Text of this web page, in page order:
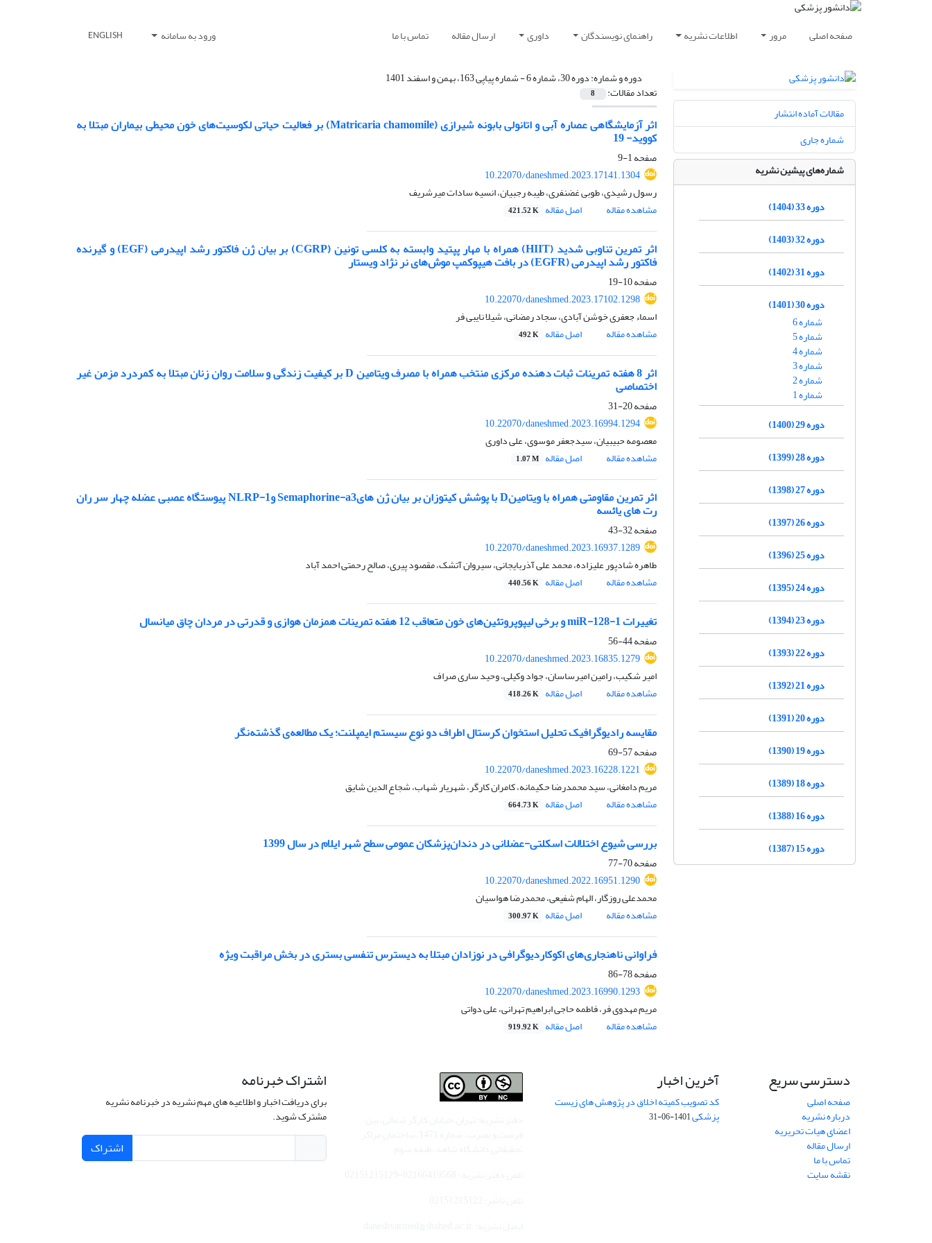
صفحه اصلی مرور اطلاعات نشریه راهنمای نویسندگان داوری ارسال مقاله تماس با ما ورود به سامانه ENGLISH
دوره و شماره:دوره 30، شماره 6 - شماره پیاپی 163، بهمن و اسفند 1401
تعداد مقالات: 8
اثر آزمایشگاهی عصاره آبی و اتانولی بابونه شیرازی (Matricaria chamomile) بر فعالیت حیاتی لکوسیت‌های خون محیطی بیماران مبتلا به
کووید- 19
صفحه1-9
10.22070/daneshmed.2023.17141.1304
رسول رشیدی، طوبی غضنفری، طیبه رجبیان، انسیه سادات میرشریف
مشاهده مقاله
اصل مقاله 421.52 K
اثر تمرین تناوبی شدید (HIIT) همراه با مهار پپتید وابسته به کلسی تونین (CGRP) بر بیان ژن فاکتور رشد اپیدرمی (EGF) و گیرنده
فاکتور رشد اپیدرمی (EGFR) در بافت هیپوکمپ موش‌های نر نژاد ویستار
صفحه10-19
10.22070/daneshmed.2023.17102.1298
اسماء جعفری خوشن آبادی، سجاد رمضانی، شیلا نایبی فر
مشاهده مقاله
اصل مقاله 492 K
اثر 8 هفته تمرینات ثبات دهنده مرکزی منتخب همراه با مصرف ویتامین D بر کیفیت زندگی و سلامت روان زنان مبتلا به کمردرد مزمن غیر
اختصاصی
صفحه20-31
10.22070/daneshmed.2023.16994.1294
معصومه حبیبیان، سیدجعفر موسوی، علی داوری
مشاهده مقاله
اصل مقاله 1.07 M
اثر تمرین مقاومتی همراه با ویتامینD با پوشش کیتوزان بر بیان ژن هایSemaphorine-a3 وNLRP-1 پیوستگاه عصبی عضله چهار سر ران
رت های یائسه
صفحه32-43
10.22070/daneshmed.2023.16937.1289
طاهره شادپور علیزاده، محمد علی آذربایجانی، سیروان آتشک، مقصود پیری، صالح رحمتی احمد آباد
مشاهده مقاله
اصل مقاله 440.56 K
تغییرات miR-128-1 و برخی لیپوپروتئین‌های خون متعاقب 12 هفته تمرینات همزمان هوازی و قدرتی در مردان چاق میانسال
صفحه44-56
10.22070/daneshmed.2023.16835.1279
امیر شکیب، رامین امیرساسان، جواد وکیلی، وحید ساری صراف
مشاهده مقاله
اصل مقاله 418.26 K
مقایسه رادیوگرافیک تحلیل استخوان کرستال اطراف دو نوع سیستم ایمپلنت؛ یک مطالعه‌ی گذشته‌نگر
صفحه57-69
10.22070/daneshmed.2023.16228.1221
مریم دامغانی، سید محمدرضا حکیمانه، کامران کارگر، شهریار شهاب، شجاع الدین شایق
مشاهده مقاله
اصل مقاله 664.73 K
بررسی شیوع اختلالات اسکلتی-عضلانی در دندان‌پزشکان عمومی سطح شهر ایلام در سال 1399
صفحه70-77
10.22070/daneshmed.2022.16951.1290
محمدعلی روزگار، الهام شفیعی، محمدرضا هواسیان
مشاهده مقاله
اصل مقاله 300.97 K
فراوانی ناهنجاری‌های اکوکاردیوگرافی در نوزادان مبتلا به دیسترس تنفسی بستری در بخش مراقبت ویژه
صفحه78-86
10.22070/daneshmed.2023.16990.1293
مریم مهدوی فر، فاطمه حاجی ابراهیم تهرانی، علی دواتی
مشاهده مقاله
اصل مقاله 919.92 K
مقالات آماده انتشار
شماره جاری
شماره‌های پیشین نشریه
دوره 33 (1404)
دوره 32 (1403)
دوره 31 (1402)
دوره 30 (1401)
شماره 6
شماره 5
شماره 4
شماره 3
شماره 2
شماره 1
دوره 29 (1400)
دوره 28 (1399)
دوره 27 (1398)
دوره 26 (1397)
دوره 25 (1396)
دوره 24 (1395)
دوره 23 (1394)
دوره 22 (1393)
دوره 21 (1392)
دوره 20 (1391)
دوره 19 (1390)
دوره 18 (1389)
دوره 16 (1388)
دوره 15 (1387)
دسترسی سریع
صفحه اصلی
درباره نشریه
اعضای هیات تحریریه
ارسال مقاله
تماس با ما
نقشه سایت
آخرین اخبار
کد تصویب کمیته اخلاق در پژوهش های زیست
پزشکی1401-06-31
اشتراک خبرنامه
برای دریافت اخبار و اطلاعیه های مهم نشریه در خبرنامه نشریه
مشترک شوید.
اشتراک